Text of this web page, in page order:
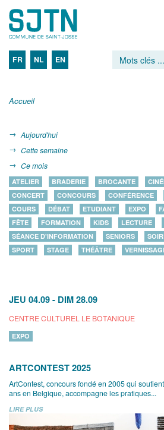
FR NL EN
Accueil
Aujourd'hui
Cette semaine
Ce mois
ATELIER BRADERIE BROCANTE
CONCERT
CONCOURS CONFÉRENCE
COURS
DÉBAT ETUDIANT EXPO
FÊTE
FORMATION KIDS LECTURE
SÉANCE D'INFORMATION
SENIORS
SPORT
STAGE THÉÂTRE
JEU 04.09 - DIM 28.09
CENTRE CULTUREL LE BOTANIQUE
EXPO
ARTCONTEST 2025
ArtContest, concours fondé en 2005 qui
ans en Belgique, accompagne les pratiques...
LIRE PLUS